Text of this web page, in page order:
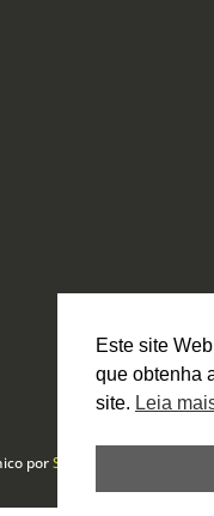
porSmartbit
Este site
que obtenha
site. Leia